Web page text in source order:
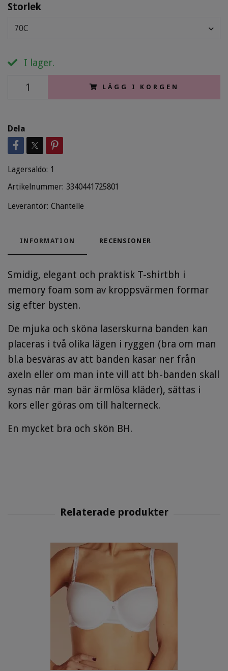
Storlek
70C
I lager.
LÄGG I KORGEN
Dela
Lagersaldo: 1
Artikelnummer: 3340441725801
Leverantör: Chantelle
INFORMATION RECENSIONER
Smidig, elegant och praktisk T-shirtbh i
memory foam som av kroppsvärmen formar
sig efter bysten.
De mjuka och sköna laserskurna banden kan
placeras i två olika lägen i ryggen (bra om man
bl.a besväras av att banden kasar ner från
axeln eller om man inte vill att bh-banden skall
synas när man bär ärmlösa kläder), sättas i
kors eller göras om till halterneck.
En mycket bra och skön BH.